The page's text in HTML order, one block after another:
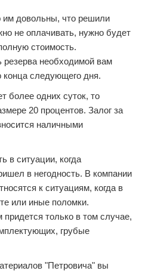
им довольны, что решили
не оплачивать, нужно будет
стоимость.
необходимой вам
конца следующего дня.
более одних суток, то
20 процентов. Залог за
наличными
в ситуации, когда
в негодность. В компании
к ситуациям, когда в
или иные поломки.
только в том случае,
грубые
"Петровича" вы